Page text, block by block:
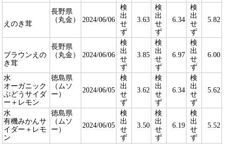
えのき茸
長野県
（丸金）
2024/06/06
検
出
せ
ず
3.63
検
出
せ
ず
6.34
検
出
せ
ず
5.82
ブラウンえの
き茸
長野県
（丸金）
2024/06/06
検
出
せ
ず
3.85
検
出
せ
ず
6.97
検
出
せ
ず
6.00
水
オーガニック
ぶどうサイダ
ー＋レモン
徳島県
（ムソ
ー）
2024/06/05
検
出
せ
ず
3.62
検
出
せ
ず
6.34
検
出
せ
ず
5.62
水
有機みかんサ
イダー＋レモ
ン
徳島県
（ムソ
ー）
2024/06/05
検
出
せ
ず
3.50
検
出
せ
ず
6.19
検
出
せ
ず
5.52